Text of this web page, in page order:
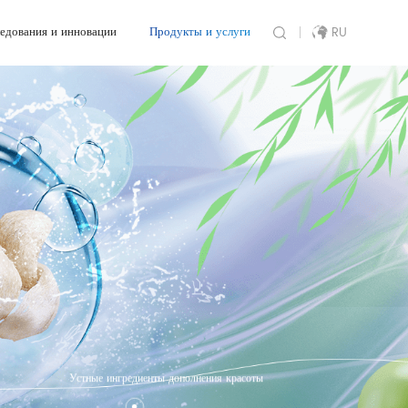
и инновации Продукты и услуги RU
Устные ингредиенты дополнения красоты